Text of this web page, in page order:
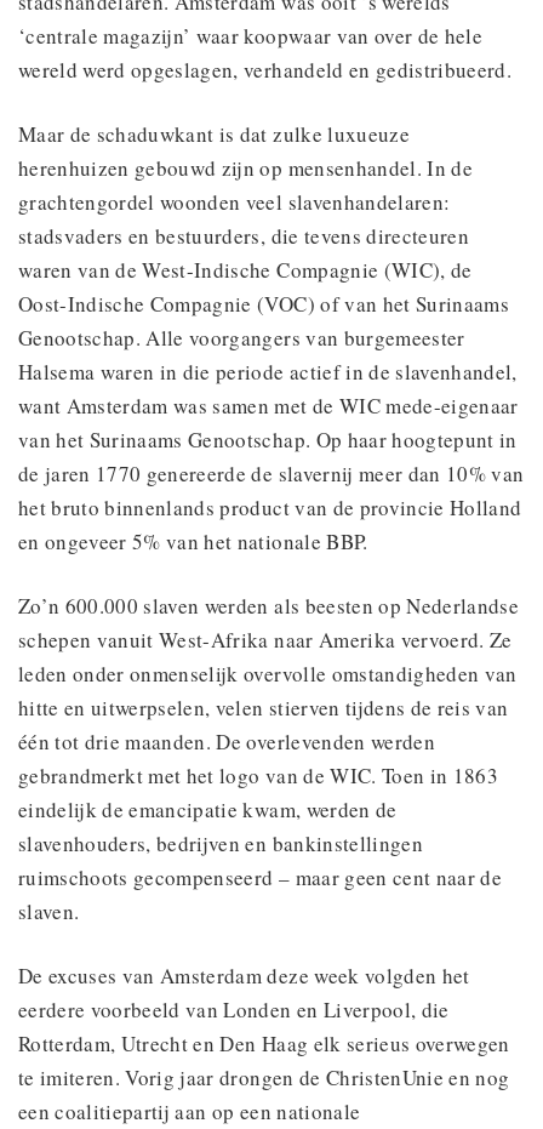
‘centrale magazijn’ waar koopwaar van over de hele
wereld werd opgeslagen, verhandeld en gedistribueerd.
Maar de schaduwkant is dat zulke luxueuze
herenhuizen gebouwd zijn op mensenhandel. In de
grachtengordel woonden veel slavenhandelaren:
stadsvaders en bestuurders, die tevens directeuren
waren van de West-Indische Compagnie (WIC), de
Oost-Indische Compagnie (VOC) of van het Surinaams
Genootschap. Alle voorgangers van burgemeester
Halsema waren in die periode actief in de slavenhandel,
want Amsterdam was samen met de WIC mede-eigenaar
van het Surinaams Genootschap. Op haar hoogtepunt in
de jaren 1770 genereerde de slavernij meer dan 10% van
het bruto binnenlands product van de provincie Holland
en ongeveer 5% van het nationale BBP.
Zo’n 600.000 slaven werden als beesten op Nederlandse
schepen vanuit West-Afrika naar Amerika vervoerd. Ze
leden onder onmenselijk overvolle omstandigheden van
hitte en uitwerpselen, velen stierven tijdens de reis van
één tot drie maanden. De overlevenden werden
gebrandmerkt met het logo van de WIC. Toen in 1863
eindelijk de emancipatie kwam, werden de
slavenhouders, bedrijven en bankinstellingen
ruimschoots gecompenseerd – maar geen cent naar de
slaven.
De excuses van Amsterdam deze week volgden het
eerdere voorbeeld van Londen en Liverpool, die
Rotterdam, Utrecht en Den Haag elk serieus overwegen
te imiteren. Vorig jaar drongen de ChristenUnie en nog
een coalitiepartij aan op een nationale